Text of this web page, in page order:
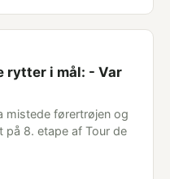
rytter i mål: - Var
mistede førertrøjen og
8. etape af Tour de